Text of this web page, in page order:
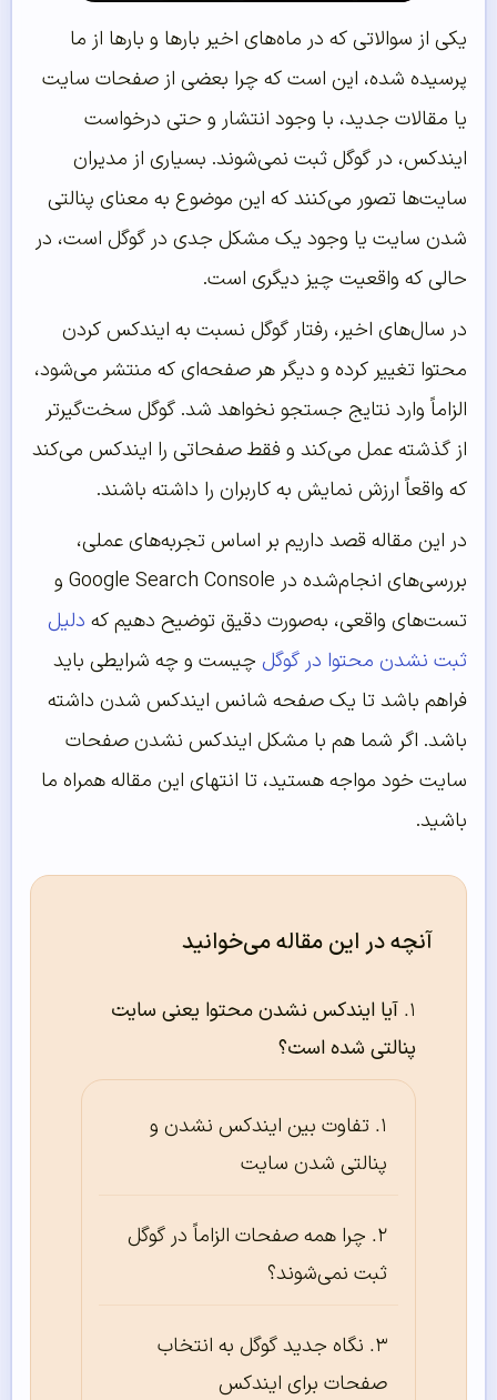
یکی از سوالاتی که در ماه‌های اخیر بارها و بارها از ما
پرسیده شده، این است که چرا بعضی از صفحات سایت
یا مقالات جدید، با وجود انتشار و حتی درخواست
ایندکس، در گوگل ثبت نمی‌شوند. بسیاری از مدیران
سایت‌ها تصور می‌کنند که این موضوع به معنای پنالتی
شدن سایت یا وجود یک مشکل جدی در گوگل است، در
حالی که واقعیت چیز دیگری است.
در سال‌های اخیر، رفتار گوگل نسبت به ایندکس کردن
محتوا تغییر کرده و دیگر هر صفحه‌ای که منتشر می‌شود،
الزاماً وارد نتایج جستجو نخواهد شد. گوگل سخت‌گیرتر
از گذشته عمل می‌کند و فقط صفحاتی را ایندکس می‌کند
که واقعاً ارزش نمایش به کاربران را داشته باشند.
در این مقاله قصد داریم بر اساس تجربه‌های عملی،
بررسی‌های انجام‌شده در Google Search Console و
تست‌های واقعی، به‌صورت دقیق توضیح دهیم که دلیل
ثبت نشدن محتوا در گوگل چیست و چه شرایطی باید
فراهم باشد تا یک صفحه شانس ایندکس شدن داشته
باشد. اگر شما هم با مشکل ایندکس نشدن صفحات
سایت خود مواجه هستید، تا انتهای این مقاله همراه ما
باشید.
آنچه در این مقاله می‌خوانید
آیا ایندکس نشدن محتوا یعنی سایت
پنالتی شده است؟
تفاوت بین ایندکس نشدن و
پنالتی شدن سایت
چرا همه صفحات الزاماً در گوگل
ثبت نمی‌شوند؟
نگاه جدید گوگل به انتخاب
صفحات برای ایندکس